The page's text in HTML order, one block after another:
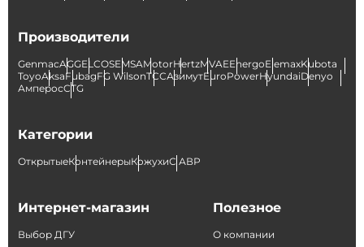
Производители
GenmacAGGELCOSEMSAMotorHertzMVAEEnergoElemaxKubota
ToyoAksaFubagFG WilsonТССАзимутEuroPowerHyundaiDenyo
АмперосCTG
Категории
ОткрытыеКонтейнерыКожухиС АВР
Интернет-магазин
Выбор ДГУ
Полезное
О компании